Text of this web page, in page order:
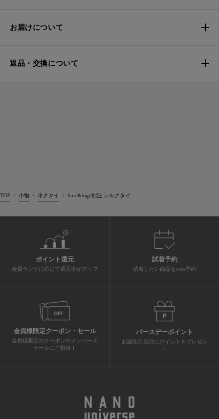
お届けについて
返品・交換について
TOP 小物 ネクタイ fratelli luigi/別注 シルクタイ
ポイント還元
会員ランクに応じて還元率がアップ
試着予約
試着したい商品をweb予約
会員様限定クーポン・セール
会員様限定のクーポンやメンバーズ
セールにご招待！
バースデーポイント
お誕生日当日にポイントをプレゼン
ト